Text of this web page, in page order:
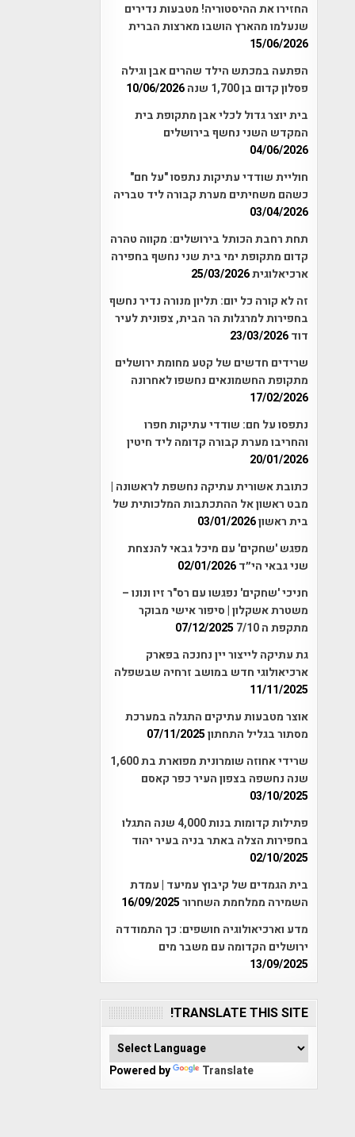
החזירו את ההיסטוריה! מטבעות נדירים
שנעלמו מהארץ הושבו מארצות הברית
15/06/2026
הפתעה במכתש הילד שהרים אבן וגילה
פסלון קדום בן 1,700 שנה
10/06/2026
בית יוצר גדול לכלי אבן מתקופת בית
המקדש השני נחשף בירושלים
04/06/2026
חוליית שודדי עתיקות נתפסו "על חם"
כשהם משחיתים מערת קבורה ליד טבריה
03/04/2026
תחת רחבת הכותל בירושלים: מקווה טהרה
קדום מתקופת ימי בית שני נחשף בחפירה
ארכיאלוגית25/03/2026
זה לא קורה כל יום: תליון מנורה נדיר נחשף
בחפירות למרגלות הר הבית, צפונית לעיר
דוד23/03/2026
שרידים חדשים של קטע מחומת ירושלים
מתקופת החשמונאים נחשפו לאחרונה
17/02/2026
נתפסו על חם: שודדי עתיקות חפרו
והחריבו מערת קבורה קדומה ליד חיטין
20/01/2026
כתובת אשורית עתיקה נחשפת לראשונה |
מבט ראשון אל ההתכתבות המלכותית של
בית ראשון03/01/2026
מפגש 'שחקים' עם מיכל גבאי להנצחת
שני גבאי הי״ד02/01/2026
חניכי 'שחקים' נפגשו עם רס"ר זיו ונונו –
משטרת אשקלון | סיפור אישי מבוקר
מתקפת ה 7/10
07/12/2025
גת עתיקה לייצור יין נחנכה בפארק
ארכיאולוגי חדש במושב זרחיה שבשפלה
11/11/2025
אוצר מטבעות עתיקים התגלה במערכת
מסתור בגליל התחתון07/11/2025
שרידי אחוזה שומרונית מפוארת בת 1,600
שנה נחשפה בצפון העיר כפר קאסם
03/10/2025
פתילות קדומות בנות 4,000 שנה התגלו
בחפירות הצלה באתר בניה בעיר יהוד
02/10/2025
בית הגמדים של קיבוץ עמיעד | עמדת
השמירה ממלחמת השחרור16/09/2025
מדע וארכיאולוגיה חושפים: כך התמודדה
ירושלים הקדומה עם משבר מים
13/09/2025
TRANSLATE THIS SITE!
Powered by Translate